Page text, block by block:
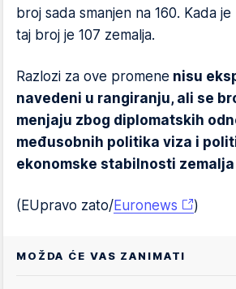
broj sada smanjen na 160. Kada
taj broj je 107 zemalja.
Razlozi za ove promene nisu
navedeni u rangiranju, ali se
menjaju zbog diplomatskih
međusobnih politika viza i
ekonomske stabilnosti
(EUpravo zato/Euronews )
MOŽDA ĆE VAS ZANIMATI